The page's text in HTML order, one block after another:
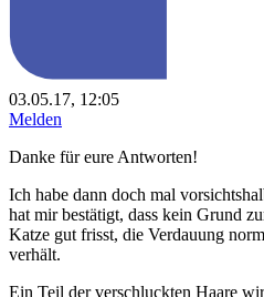
03.05.17, 12:05
Melden
Danke für eure Antworten!
Ich habe dann doch mal
hat mir bestätigt, dass kein Grund
Katze gut frisst, die Verdauung
verhält.
Ein Teil der verschluckten Haare